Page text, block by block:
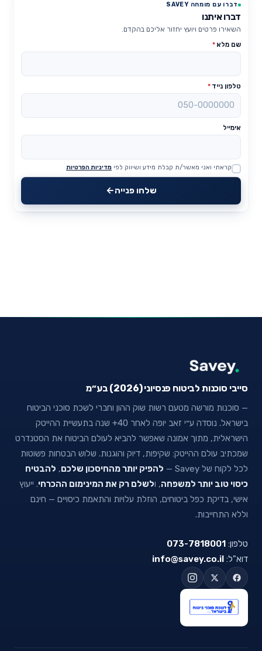
דברו עם מומחה SAVEY
דברו איתנו
השאירו פרטים ויועץ יחזור אליכם בהקדם.
שם מלא*
טלפון נייד *
אימייל
Website
קראתי ואני מאשר/ת קבלת מידע ושיווק לפי מדיניות הפרטיות
שלחו פנייה
סייבי סוכנות לביטוח פנסיוני (2026) בע״מ
— סוכנות מורשה מטעם רשות שוק ההון וחברי לשכת סוכני הביטוח
בישראל. נוסדה ע״י זאב יופה לאחר 40+ שנה בתעשיית ההייטק
הישראלית, מתוך אמונה שאפשר להביא לעולם הביטוח את הסטנדרט
שמכתיב עולם ההייטק: שקיפות, דיוק והוגנות. שלוש הבטחות פשוטות
לכל לקוח של Savey —
להפיק יותר מהחיסכון שלכם, להבטיח
כיסוי טוב יותר למשפחה, ולשלם רק את המינימום ההכרחי. ייעוץ
אישי, בדיקת כפל ביטוחים, הוזלת עלויות והתאמת כיסויים — חינם
וללא התחייבות.
טלפון: 073-7818001
דוא"ל: info@savey.co.il